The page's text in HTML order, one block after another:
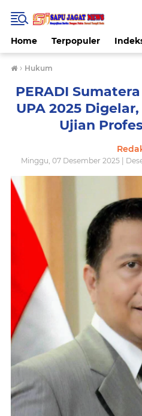
Home Terpopuler
› Hukum
PERADI
UPA 2025
Ujian
Minggu, 07 Desember 2025 |